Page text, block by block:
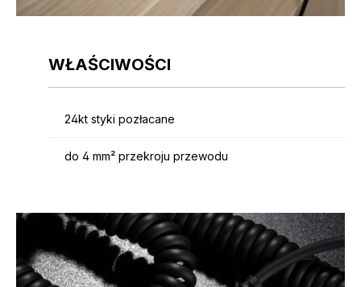
WŁAŚCIWOŚCI
24kt styki pozłacane
do 4 mm² przekroju przewodu